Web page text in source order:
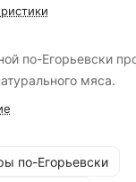
по-Егорьевски
мяса.
по-Егорьевски